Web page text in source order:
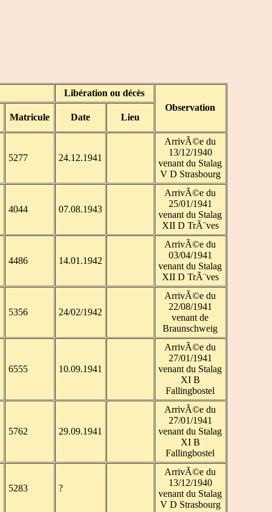
Libération ou décès
Observation
Matricule Date Lieu
5277 24.12.1941
ArrivÃ©e du
13/12/1940
venant du Stalag
V D Strasbourg
4044 07.08.1943
ArrivÃ©e du
25/01/1941
venant du Stalag
XII D TrÃ¨ves
4486 14.01.1942
ArrivÃ©e du
03/04/1941
venant du Stalag
XII D TrÃ¨ves
5356 24/02/1942
ArrivÃ©e du
22/08/1941
venant de
Braunschweig
6555 10.09.1941
ArrivÃ©e du
27/01/1941
venant du Stalag
XI B
Fallingbostel
5762 29.09.1941
ArrivÃ©e du
27/01/1941
venant du Stalag
XI B
Fallingbostel
5283 ?
ArrivÃ©e du
13/12/1940
venant du Stalag
V D Strasbourg